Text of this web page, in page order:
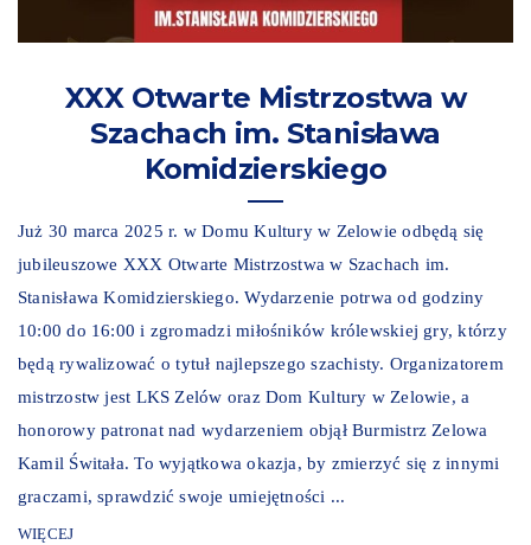
XXX Otwarte Mistrzostwa w
Szachach im. Stanisława
Komidzierskiego
Już 30 marca 2025 r. w Domu Kultury w Zelowie odbędą się
jubileuszowe XXX Otwarte Mistrzostwa w Szachach im.
Stanisława Komidzierskiego. Wydarzenie potrwa od godziny
10:00 do 16:00 i zgromadzi miłośników królewskiej gry, którzy
będą rywalizować o tytuł najlepszego szachisty. Organizatorem
mistrzostw jest LKS Zelów oraz Dom Kultury w Zelowie, a
honorowy patronat nad wydarzeniem objął Burmistrz Zelowa
Kamil Świtała. To wyjątkowa okazja, by zmierzyć się z innymi
graczami, sprawdzić swoje umiejętności ...
WIĘCEJ